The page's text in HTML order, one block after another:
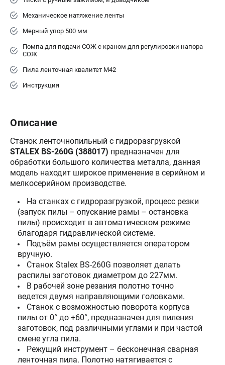
Механическое натяжение ленты
Мерный упор 500 мм
Помпа для подачи СОЖ c краном для регулировки напора
СОЖ
Пила ленточная квалитет М42
Инструкция
Описание
Станок ленточнопильный с гидроразгрузкой
STALEX BS-260G (388017) предназначен для
обработки большого количества металла, данная
модель находит широкое применение в серийном и
мелкосерийном производстве.
На станках с гидроразгрузкой, процесс резки
(запуск пилы – опускание рамы – остановка
пилы) происходит в автоматическом режиме
благодаря гидравлической системе.
Подъём рамы осуществляется оператором
вручную.
Станок Stalex BS-260G позволяет делать
распилы заготовок диаметром до 227мм.
В рабочей зоне резания полотно точно
ведется двумя направляющими головками.
Станок с возможностью поворота корпуса
пилы от 0° до +60°, предназначен для пиления
заготовок, под различными углами и при частой
смене угла пила.
Режущий инструмент – бесконечная сварная
ленточная пила. Полотно натягивается с